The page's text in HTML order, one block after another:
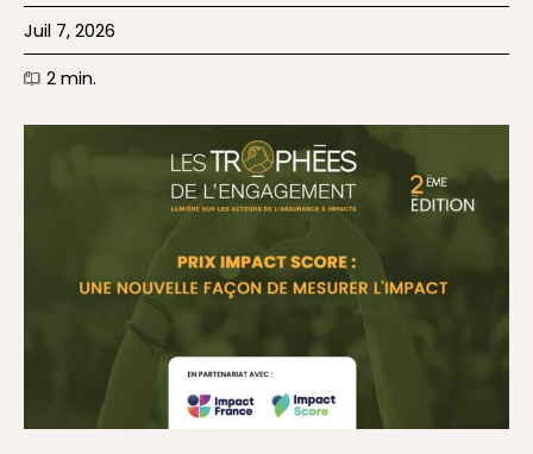
Juil 7, 2026
2min.